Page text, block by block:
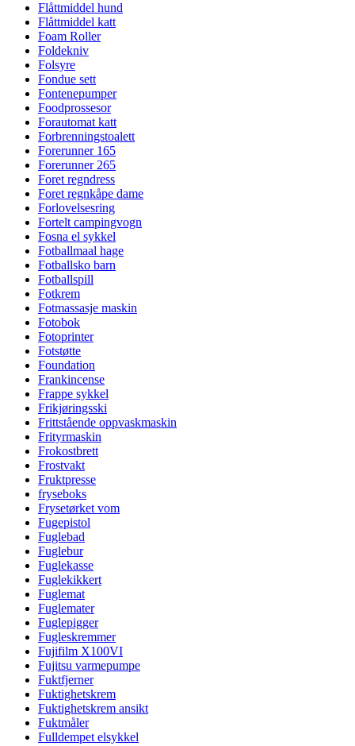
Flåttmiddel hund
Flåttmiddel katt
Foam Roller
Foldekniv
Folsyre
Fondue sett
Fontenepumper
Foodprossesor
Forautomat katt
Forbrenningstoalett
Forerunner 165
Forerunner 265
Foret regndress
Foret regnkåpe dame
Forlovelsesring
Fortelt campingvogn
Fosna el sykkel
Fotballmaal hage
Fotballsko barn
Fotballspill
Fotkrem
Fotmassasje maskin
Fotobok
Fotoprinter
Fotstøtte
Foundation
Frankincense
Frappe sykkel
Frikjøringsski
Frittstående oppvaskmaskin
Frityrmaskin
Frokostbrett
Frostvakt
Fruktpresse
fryseboks
Frysetørket vom
Fugepistol
Fuglebad
Fuglebur
Fuglekasse
Fuglekikkert
Fuglemat
Fuglemater
Fuglepigger
Fugleskremmer
Fujifilm X100VI
Fujitsu varmepumpe
Fuktfjerner
Fuktighetskrem
Fuktighetskrem ansikt
Fuktmåler
Fulldempet elsykkel